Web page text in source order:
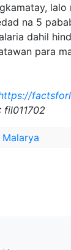
lalo
na 5
dahil
para
fil011702
Malarya